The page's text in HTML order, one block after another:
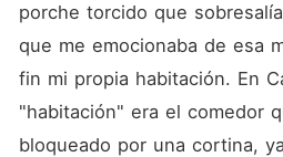
porche torcido que
que me emocionaba de esa
fin mi propia habitación. En
"habitación" era el comedor
bloqueado por una cortina,